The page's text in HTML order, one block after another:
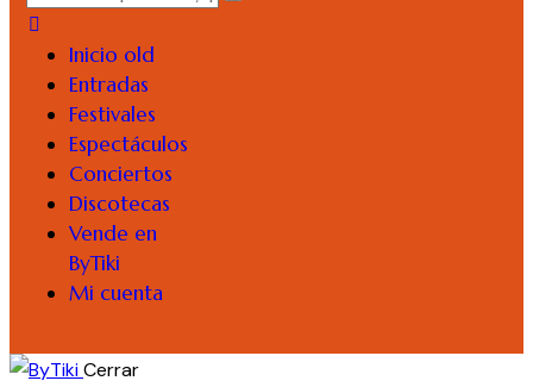
Inicio old
Entradas
Festivales
Espectáculos
Conciertos
Discotecas
Vende en
ByTiki
Mi cuenta
Cerrar